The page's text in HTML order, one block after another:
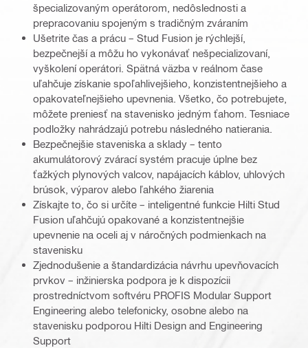
špecializovaným operátorom, nedôslednosti a
prepracovaniu spojeným s tradičným zváraním
Ušetrite čas a prácu – Stud Fusion je rýchlejší,
bezpečnejší a môžu ho vykonávať nešpecializovaní,
vyškolení operátori. Spätná väzba v reálnom čase
uľahčuje získanie spoľahlivejšieho, konzistentnejšieho a
opakovateľnejšieho upevnenia. Všetko, čo potrebujete,
môžete preniesť na stavenisko jedným ťahom. Tesniace
podložky nahrádzajú potrebu následného natierania.
Bezpečnejšie staveniska a sklady – tento
akumulátorový zvárací systém pracuje úplne bez
ťažkých plynových valcov, napájacích káblov, uhlových
brúsok, výparov alebo ľahkého žiarenia
Získajte to, čo si určíte – inteligentné funkcie Hilti Stud
Fusion uľahčujú opakované a konzistentnejšie
upevnenie na oceli aj v náročných podmienkach na
stavenisku
Zjednodušenie a štandardizácia návrhu upevňovacích
prvkov – inžinierska podpora je k dispozícii
prostredníctvom softvéru PROFIS Modular Support
Engineering alebo telefonicky, osobne alebo na
stavenisku podporou Hilti Design and Engineering
Support